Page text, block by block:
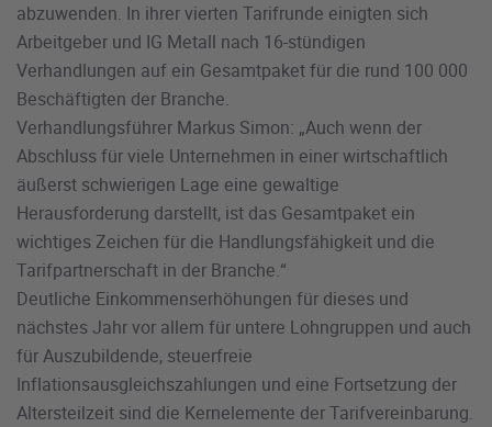
abzuwenden. In ihrer vierten Tarifrunde einigten sich
Arbeitgeber und IG Metall nach 16-stündigen
Verhandlungen auf ein Gesamtpaket für die rund 100 000
Beschäftigten der Branche.
Verhandlungsführer Markus Simon: „Auch wenn der
Abschluss für viele Unternehmen in einer wirtschaftlich
äußerst schwierigen Lage eine gewaltige
Herausforderung darstellt, ist das Gesamtpaket ein
wichtiges Zeichen für die Handlungsfähigkeit und die
Tarifpartnerschaft in der Branche.“
Deutliche Einkommenserhöhungen für dieses und
nächstes Jahr vor allem für untere Lohngruppen und auch
für Auszubildende, steuerfreie
Inflationsausgleichszahlungen und eine Fortsetzung der
Altersteilzeit sind die Kernelemente der Tarifvereinbarung.